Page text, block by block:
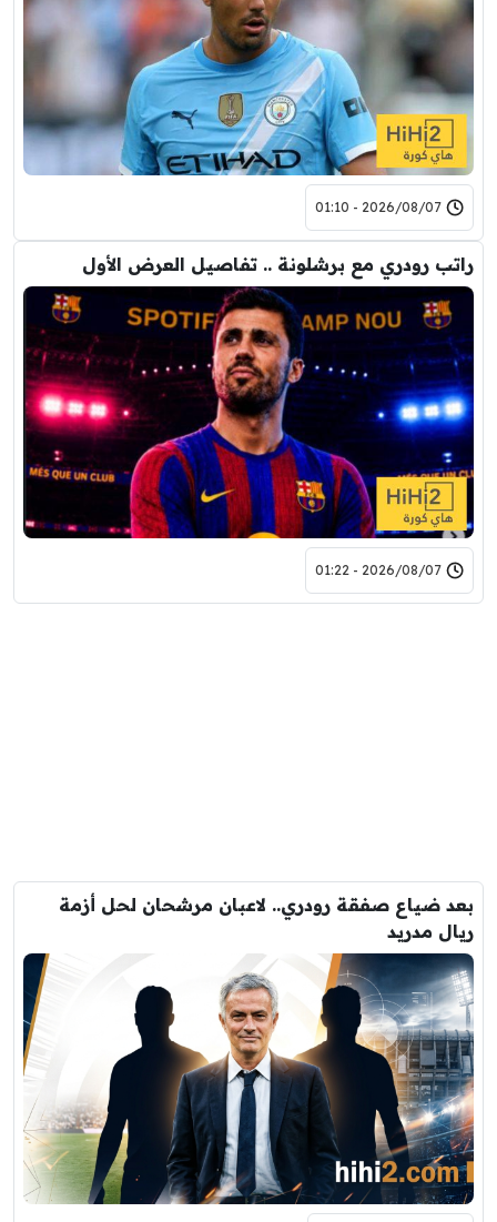
2026/08/07 - 01:10
راتب رودري مع برشلونة .. تفاصيل العرض الأول
2026/08/07 - 01:22
بعد ضياع صفقة رودري.. لاعبان مرشحان لحل أزمة
ريال مدريد